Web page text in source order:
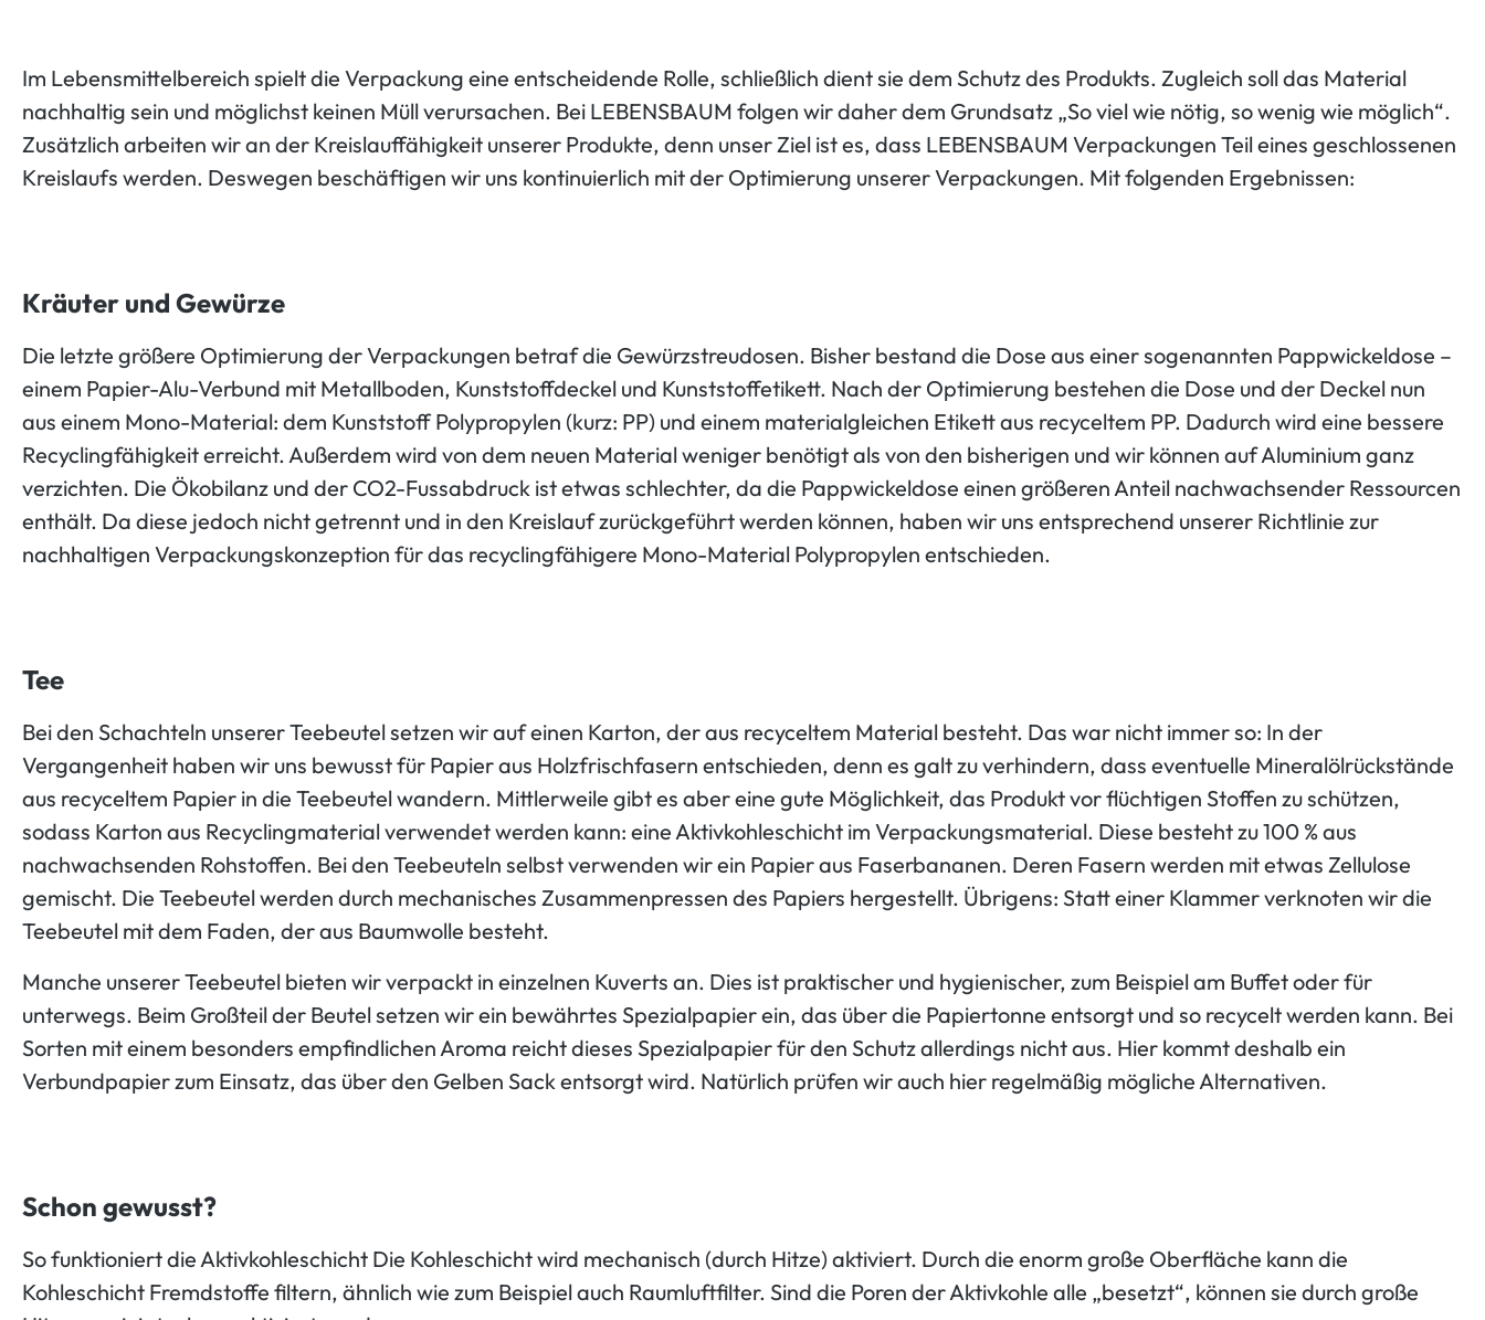
Im Lebensmittelbereich spielt die Verpackung eine entscheidende Rolle, schließlich dient sie dem Schutz des Produkts. Zugleich soll das Material
nachhaltig sein und möglichst keinen Müll verursachen. Bei LEBENSBAUM folgen wir daher dem Grundsatz „So viel wie nötig, so wenig wie möglich“.
Zusätzlich arbeiten wir an der Kreislauffähigkeit unserer Produkte, denn unser Ziel ist es, dass LEBENSBAUM Verpackungen Teil eines geschlossenen
Kreislaufs werden. Deswegen beschäftigen wir uns kontinuierlich mit der Optimierung unserer Verpackungen. Mit folgenden Ergebnissen:
Kräuter und Gewürze
Die letzte größere Optimierung der Verpackungen betraf die Gewürzstreudosen. Bisher bestand die Dose aus einer sogenannten Pappwickeldose –
einem Papier-Alu-Verbund mit Metallboden, Kunststoffdeckel und Kunststoffetikett. Nach der Optimierung bestehen die Dose und der Deckel nun
aus einem Mono-Material: dem Kunststoff Polypropylen (kurz: PP) und einem materialgleichen Etikett aus recyceltem PP. Dadurch wird eine bessere
Recyclingfähigkeit erreicht. Außerdem wird von dem neuen Material weniger benötigt als von den bisherigen und wir können auf Aluminium ganz
verzichten. Die Ökobilanz und der CO2-Fussabdruck ist etwas schlechter, da die Pappwickeldose einen größeren Anteil nachwachsender Ressourcen
enthält. Da diese jedoch nicht getrennt und in den Kreislauf zurückgeführt werden können, haben wir uns entsprechend unserer Richtlinie zur
nachhaltigen Verpackungskonzeption für das recyclingfähigere Mono-Material Polypropylen entschieden.
Tee
Bei den Schachteln unserer Teebeutel setzen wir auf einen Karton, der aus recyceltem Material besteht. Das war nicht immer so: In der
Vergangenheit haben wir uns bewusst für Papier aus Holzfrischfasern entschieden, denn es galt zu verhindern, dass eventuelle Mineralölrückstände
aus recyceltem Papier in die Teebeutel wandern. Mittlerweile gibt es aber eine gute Möglichkeit, das Produkt vor flüchtigen Stoffen zu schützen,
sodass Karton aus Recyclingmaterial verwendet werden kann: eine Aktivkohleschicht im Verpackungsmaterial. Diese besteht zu 100 % aus
nachwachsenden Rohstoffen. Bei den Teebeuteln selbst verwenden wir ein Papier aus Faserbananen. Deren Fasern werden mit etwas Zellulose
gemischt. Die Teebeutel werden durch mechanisches Zusammenpressen des Papiers hergestellt. Übrigens: Statt einer Klammer verknoten wir die
Teebeutel mit dem Faden, der aus Baumwolle besteht.
Manche unserer Teebeutel bieten wir verpackt in einzelnen Kuverts an. Dies ist praktischer und hygienischer, zum Beispiel am Buffet oder für
unterwegs. Beim Großteil der Beutel setzen wir ein bewährtes Spezialpapier ein, das über die Papiertonne entsorgt und so recycelt werden kann. Bei
Sorten mit einem besonders empfindlichen Aroma reicht dieses Spezialpapier für den Schutz allerdings nicht aus. Hier kommt deshalb ein
Verbundpapier zum Einsatz, das über den Gelben Sack entsorgt wird. Natürlich prüfen wir auch hier regelmäßig mögliche Alternativen.
Schon gewusst?
So funktioniert die Aktivkohleschicht Die Kohleschicht wird mechanisch (durch Hitze) aktiviert. Durch die enorm große Oberfläche kann die
Kohleschicht Fremdstoffe filtern, ähnlich wie zum Beispiel auch Raumluftfilter. Sind die Poren der Aktivkohle alle „besetzt“, können sie durch große